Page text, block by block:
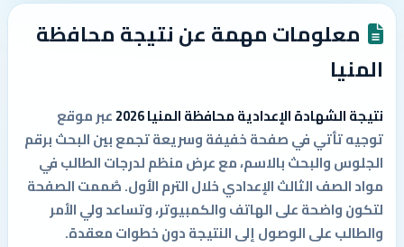
معلومات مهمة عن نتيجة محافظة
المنيا
نتيجة الشهادة الإعدادية محافظة المنيا 2026
عبر موقع
توجيه تأتي في صفحة خفيفة وسريعة تجمع بين البحث برقم
الجلوس والبحث بالاسم، مع عرض منظم لدرجات الطالب في
مواد الصف الثالث الإعدادي خلال الترم الأول. صُممت الصفحة
لتكون واضحة على الهاتف والكمبيوتر، وتساعد ولي الأمر
والطالب على الوصول إلى النتيجة دون خطوات معقدة.